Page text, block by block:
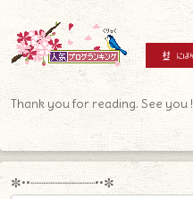
Thank you for reading. See you !
✼••┈┈┈┈┈┈┈┈┈••✼